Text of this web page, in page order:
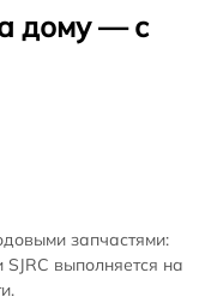
дому — с
запчастями:
выполняется на